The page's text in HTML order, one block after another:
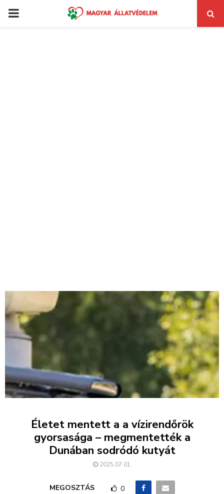
PRIMARY
Életet mentett a a vízirendőrök
gyorsasága – megmentették a
Dunában sodródó kutyát
2025.07.01.
MEGOSZTÁS 0